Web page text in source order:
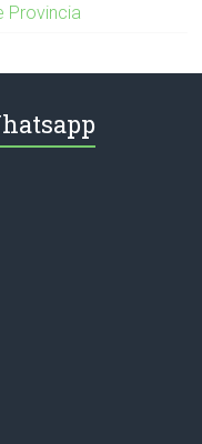
Provincia